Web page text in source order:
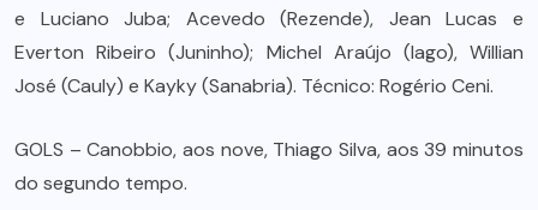
e Luciano Juba; Acevedo (Rezende), Jean Lucas e
Everton Ribeiro (Juninho); Michel Araújo (Iago), Willian
José (Cauly) e Kayky (Sanabria). Técnico: Rogério Ceni.
GOLS – Canobbio, aos nove, Thiago Silva, aos 39 minutos
do segundo tempo.